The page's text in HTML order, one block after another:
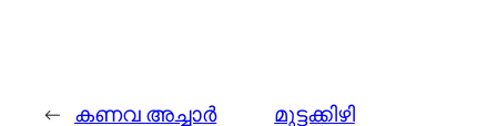
← കണവ അച്ചാര്‍
മുട്ടക്കിഴി